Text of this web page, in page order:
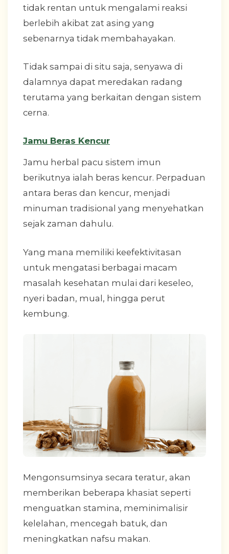
tidak rentan untuk mengalami reaksi
berlebih akibat zat asing yang
sebenarnya tidak membahayakan.
Tidak sampai di situ saja, senyawa di
dalamnya dapat meredakan radang
terutama yang berkaitan dengan sistem
cerna.
Jamu Beras Kencur
Jamu herbal pacu sistem imun
berikutnya ialah beras kencur. Perpaduan
antara beras dan kencur, menjadi
minuman tradisional yang menyehatkan
sejak zaman dahulu.
Yang mana memiliki keefektivitasan
untuk mengatasi berbagai macam
masalah kesehatan mulai dari keseleo,
nyeri badan, mual, hingga perut
kembung.
Mengonsumsinya secara teratur, akan
memberikan beberapa khasiat seperti
menguatkan stamina, meminimalisir
kelelahan, mencegah batuk, dan
meningkatkan nafsu makan.